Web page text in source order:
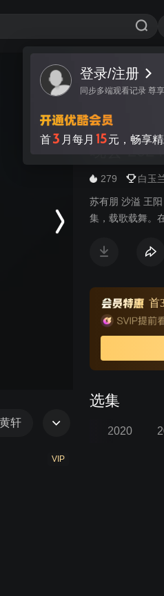
登录/注册
同步多端观看记录 尊
首3 月每月 15元，畅享
视频 讨论
中央广播
晚会 2024
279 白玉
苏有朋 沙溢 王
集，载歌载舞。
首
选集
2016 2020
黄轩
VIP